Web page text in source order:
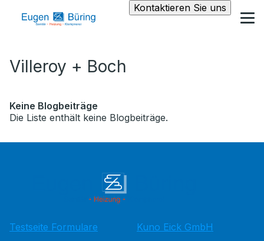
Kontaktieren Sie uns
Villeroy + Boch
Keine Blogbeiträge
Die Liste enthält keine Blogbeiträge.
Testseite Formulare
Kuno Eick GmbH